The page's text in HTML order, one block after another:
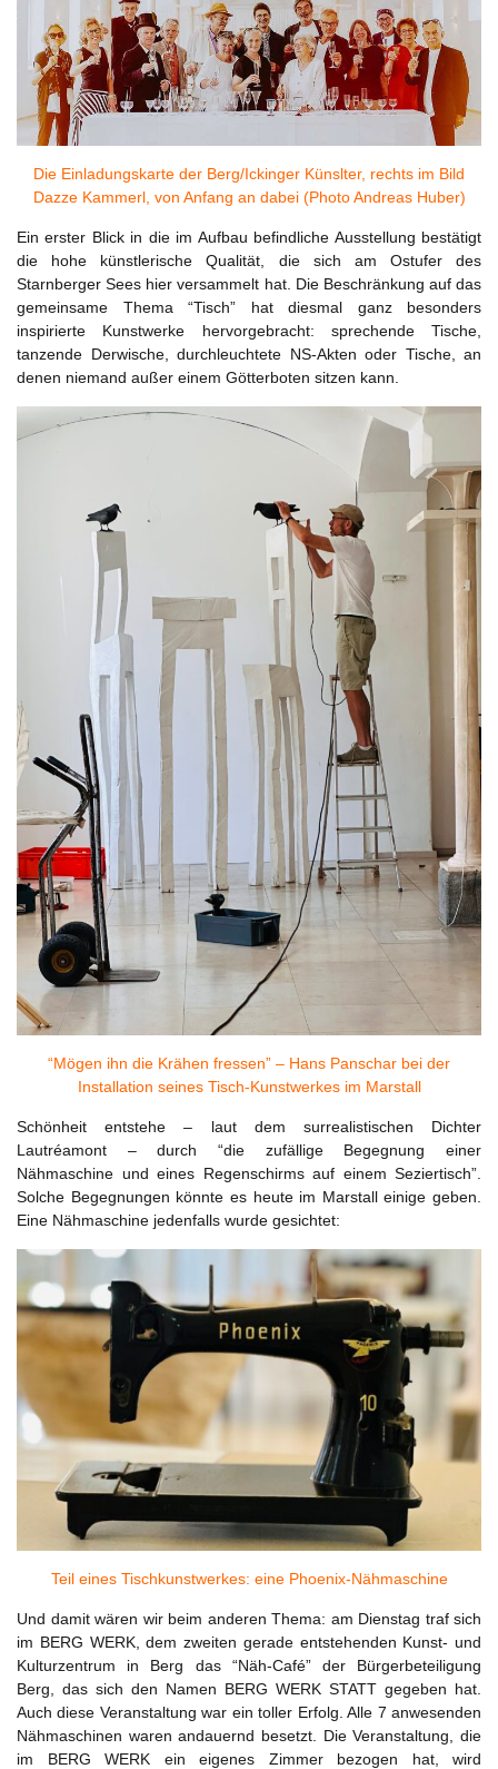
Die Einladungskarte der Berg/Ickinger Künslter, rechts im Bild
Dazze Kammerl, von Anfang an dabei (Photo Andreas Huber)
Ein erster Blick in die im Aufbau befindliche Ausstellung bestätigt
die hohe künstlerische Qualität, die sich am Ostufer des
Starnberger Sees hier versammelt hat. Die Beschränkung auf das
gemeinsame Thema “Tisch” hat diesmal ganz besonders
inspirierte Kunstwerke hervorgebracht: sprechende Tische,
tanzende Derwische, durchleuchtete NS-Akten oder Tische, an
denen niemand außer einem Götterboten sitzen kann.
“Mögen ihn die Krähen fressen” – Hans Panschar bei der
Installation seines Tisch-Kunstwerkes im Marstall
Schönheit entstehe – laut dem surrealistischen Dichter
Lautréamont – durch “die zufällige Begegnung einer
Nähmaschine und eines Regenschirms auf einem Seziertisch”.
Solche Begegnungen könnte es heute im Marstall einige geben.
Eine Nähmaschine jedenfalls wurde gesichtet:
Teil eines Tischkunstwerkes: eine Phoenix-Nähmaschine
Und damit wären wir beim anderen Thema: am Dienstag traf sich
im BERG WERK, dem zweiten gerade entstehenden Kunst- und
Kulturzentrum in Berg das “Näh-Café” der Bürgerbeteiligung
Berg, das sich den Namen BERG WERK STATT gegeben hat.
Auch diese Veranstaltung war ein toller Erfolg. Alle 7 anwesenden
Nähmaschinen waren andauernd besetzt. Die Veranstaltung, die
im BERG WERK ein eigenes Zimmer bezogen hat, wird